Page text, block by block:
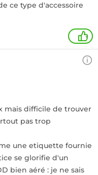
ce type d'accessoire
+
mais difficile de trouver
pas trop
une etiquette fournie
se glorifie d'un
bien aéré : je ne sais